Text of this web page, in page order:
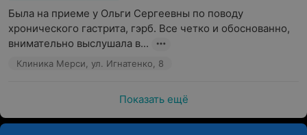
Была на приеме у Ольги Сергеевны по поводу
хронического гастрита, гэрб. Все четко и обоснованно,
внимательно выслушала в...
Клиника Мерси, ул. Игнатенко, 8
Показать ещё